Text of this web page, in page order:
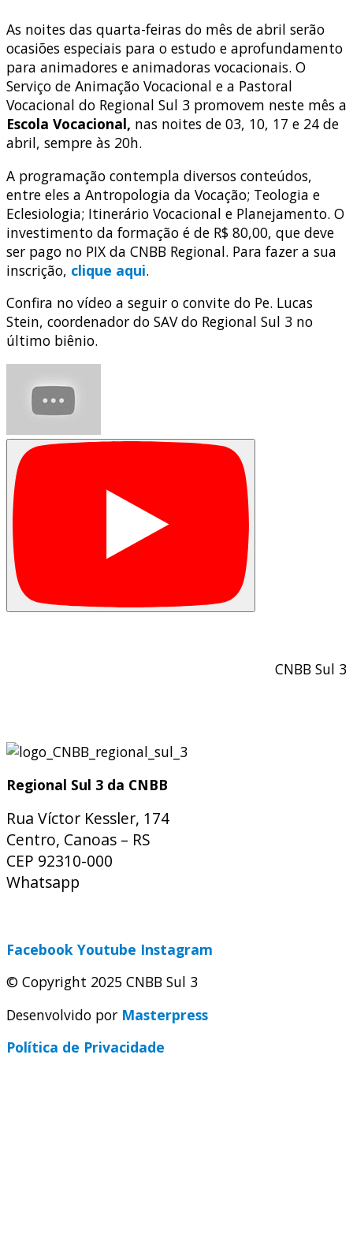
As noites das quarta-feiras do mês de abril serão
ocasiões especiais para o estudo e aprofundamento
para animadores e animadoras vocacionais. O
Serviço de Animação Vocacional e a Pastoral
Vocacional do Regional Sul 3 promovem neste mês a
Escola Vocacional, nas noites de 03, 10, 17 e 24 de
abril, sempre às 20h.
A programação contempla diversos conteúdos,
entre eles a Antropologia da Vocação; Teologia e
Eclesiologia; Itinerário Vocacional e Planejamento. O
investimento da formação é de R$ 80,00, que deve
ser pago no PIX da CNBB Regional. Para fazer a sua
inscrição, clique aqui.
Confira no vídeo a seguir o convite do Pe. Lucas
Stein, coordenador do SAV do Regional Sul 3 no
último biênio.
CNBB Sul 3
Regional Sul 3 da CNBB
Rua Víctor Kessler, 174
Centro, Canoas – RS
CEP 92310-000
Whatsapp
Facebook Youtube Instagram
© Copyright 2025 CNBB Sul 3
Desenvolvido por Masterpress
Política de Privacidade